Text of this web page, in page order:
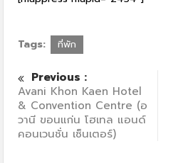
Tags: ที่พัก
Previous :
Avani Khon Kaen Hotel
& Convention Centre (อ
วานี ขอนแก่น โฮเทล แอนด์
คอนเวนชั่น เซ็นเตอร์)